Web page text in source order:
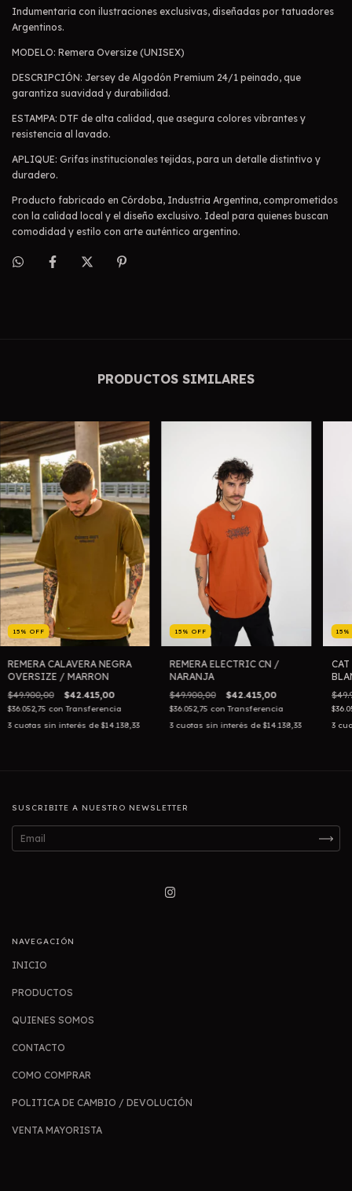
Indumentaria con ilustraciones exclusivas, diseñadas por tatuadores
Argentinos.
MODELO: Remera Oversize (UNISEX)
DESCRIPCIÓN: Jersey de Algodón Premium 24/1 peinado, que
garantiza suavidad y durabilidad.
ESTAMPA: DTF de alta calidad, que asegura colores vibrantes y
resistencia al lavado.
APLIQUE: Grifas institucionales tejidas, para un detalle distintivo y
duradero.
Producto fabricado en Córdoba, Industria Argentina, comprometidos
con la calidad local y el diseño exclusivo. Ideal para quienes buscan
comodidad y estilo con arte auténtico argentino.
PRODUCTOS SIMILARES
15 % OFF
REMERA CALAVERA NEGRA
OVERSIZE / MARRON
$49.900,00 $42.415,00
$36.052,75 con Transferencia
3 cuotas sin interés de$14.138,33
15 % OFF
REMERA ELECTRIC CN /
NARANJA
$49.900,00 $42.415,00
$36.052,75 con Transferencia
3 cuotas sin interés de$14.138,33
15
3
SUSCRIBITE A NUESTRO NEWSLETTER
NAVEGACIÓN
INICIO
PRODUCTOS
QUIENES SOMOS
CONTACTO
COMO COMPRAR
POLITICA DE CAMBIO / DEVOLUCIÓN
VENTA MAYORISTA